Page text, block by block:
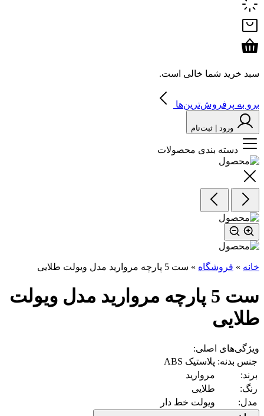
سبد خرید شما خالی است.
برو به پرفروش‌ترین‌ها
ورود | ثبت‌نام
دسته بندی محصولات
خانه » فروشگاه » ست‌ 5‌ پارچه‌ مروارید مدل ویولت طلایی
ست‌ 5‌ پارچه‌ مروارید مدل ویولت
طلایی
ویژگی‌های اصلی:
جنس بدنه: پلاستیک ABS
برند:
مروارید
رنگ:
طلایی
مدل:
ویولت خط دار